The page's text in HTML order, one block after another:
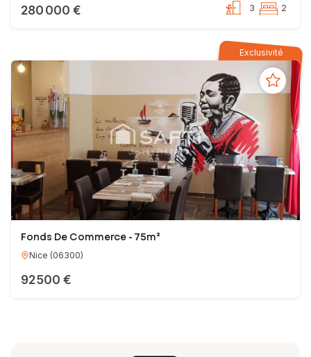
280 000 € 3 2
Exclusivité
Fonds De Commerce - 75m²
Nice (06300)
92 500 €